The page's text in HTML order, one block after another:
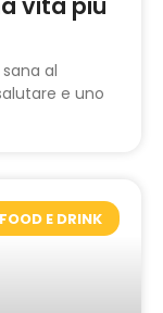
al
e uno
FOOD E DRINK